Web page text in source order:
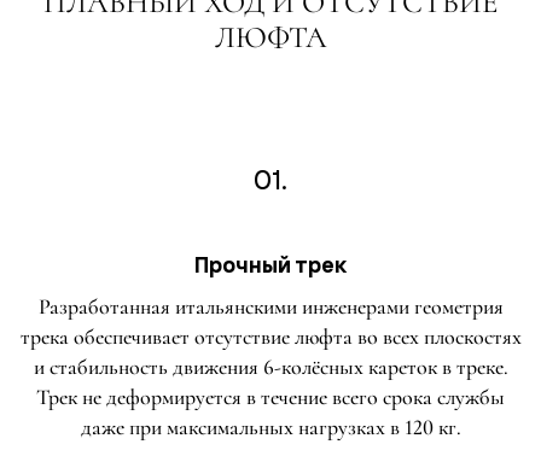
ЛЮФТА
01.
Прочный трек
Разработанная итальянскими инженерами геометрия
трека обеспечивает отсутствие люфта во всех плоскостях
и стабильность движения 6-колёсных кареток в треке.
Трек не деформируется в течение всего срока службы
даже при максимальных нагрузках в 120 кг.